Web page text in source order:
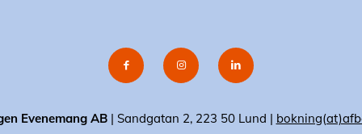
Evenemang AB| Sandgatan 2, 223 50 Lund |